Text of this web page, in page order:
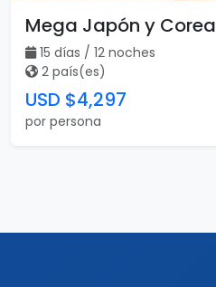
Mega Japón y Corea
15 días / 12 noches
2 país(es)
USD $4,297
por persona